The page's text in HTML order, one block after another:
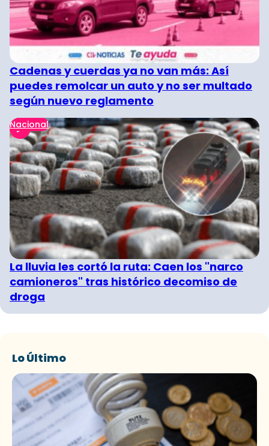
Cadenas y cuerdas ya no van más: Así
puedes remolcar un auto y no ser multado
según nuevo reglamento
Nacional
La lluvia les cortó la ruta: Caen los "narco
camioneros" tras histórico decomiso de
droga
Lo Último